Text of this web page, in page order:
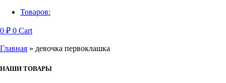
Товаров:
0 ₽ 0 Cart
Главная » девочка первоклашка
НАШИ ТОВАРЫ